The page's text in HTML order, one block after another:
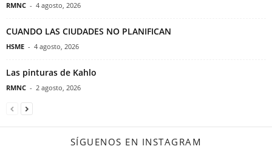
RMNC - 4 agosto, 2026
CUANDO LAS CIUDADES NO PLANIFICAN
HSME - 4 agosto, 2026
Las pinturas de Kahlo
RMNC - 2 agosto, 2026
SÍGUENOS EN INSTAGRAM